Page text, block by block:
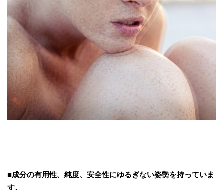
■成分の有用性、純度、安全性にゆるぎない姿勢を持っていま
す。